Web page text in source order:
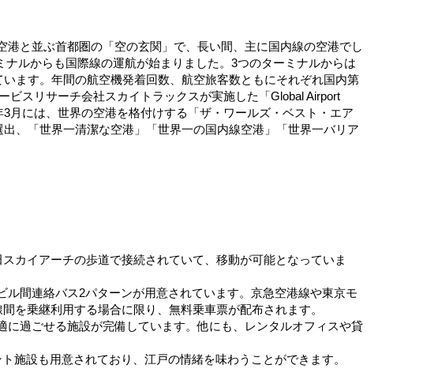
と並ぶ首都圏の「空の玄関」で、長い間、主に国内線の空港でし
ルからも国際線の運航が始まりました。3つのターミナルからは
ます。年間の航空機発着回数、航空旅客数ともにそれぞれ国内第
スリサーチ会社スカイトラックスが実施した「Global Airport
月には、世界の空港を格付けする「ザ・ワールズ・ベスト・エア
、「世界一清潔な空港」「世界一の国内線空港」「世界一バリア
カイアーチの歩道で接続されていて、移動が可能となっていま
間連絡バス2パターンが用意されています。京急空港線や東京モ
を乗継利用する場合に限り、無料乗車票が配布されます。
過ごせる施設が完備しています。他にも、レンタルオフィスや貸
施設も用意されており、江戸の情緒を味わうことができます。